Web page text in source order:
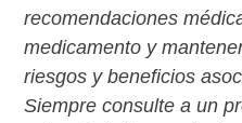
recomendaciones
medicamento y
riesgos y beneficios
Siempre consulte a un